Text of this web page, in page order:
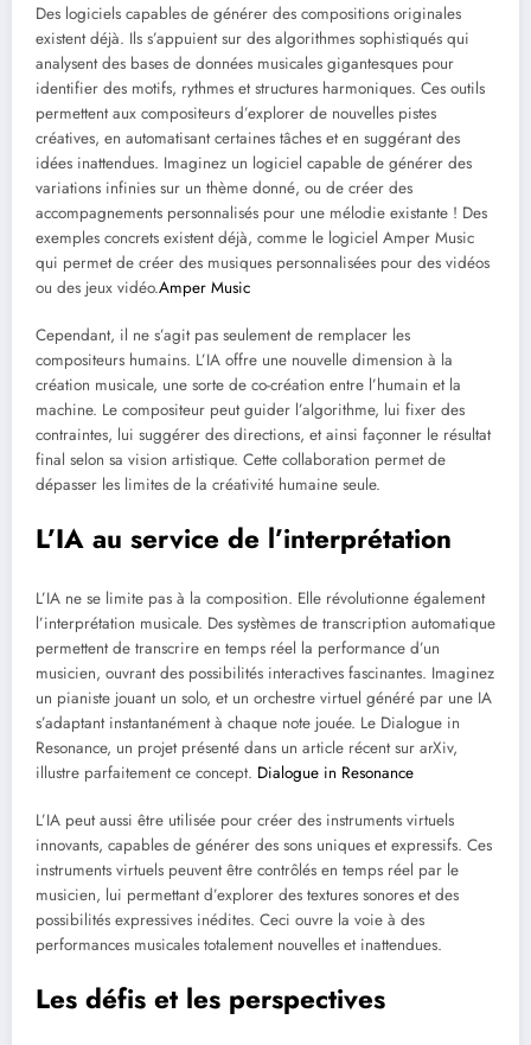
Des logiciels capables de générer des compositions originales
existent déjà. Ils s’appuient sur des algorithmes sophistiqués qui
analysent des bases de données musicales gigantesques pour
identifier des motifs, rythmes et structures harmoniques. Ces outils
permettent aux compositeurs d’explorer de nouvelles pistes
créatives, en automatisant certaines tâches et en suggérant des
idées inattendues. Imaginez un logiciel capable de générer des
variations infinies sur un thème donné, ou de créer des
accompagnements personnalisés pour une mélodie existante ! Des
exemples concrets existent déjà, comme le logiciel Amper Music
qui permet de créer des musiques personnalisées pour des vidéos
ou des jeux vidéo.Amper Music
Cependant, il ne s’agit pas seulement de remplacer les
compositeurs humains. L’IA offre une nouvelle dimension à la
création musicale, une sorte de co-création entre l’humain et la
machine. Le compositeur peut guider l’algorithme, lui fixer des
contraintes, lui suggérer des directions, et ainsi façonner le résultat
final selon sa vision artistique. Cette collaboration permet de
dépasser les limites de la créativité humaine seule.
L’IA au service de l’interprétation
L’IA ne se limite pas à la composition. Elle révolutionne également
l’interprétation musicale. Des systèmes de transcription automatique
permettent de transcrire en temps réel la performance d’un
musicien, ouvrant des possibilités interactives fascinantes. Imaginez
un pianiste jouant un solo, et un orchestre virtuel généré par une IA
s’adaptant instantanément à chaque note jouée. Le Dialogue in
Resonance, un projet présenté dans un article récent sur arXiv,
illustre parfaitement ce concept. Dialogue in Resonance
L’IA peut aussi être utilisée pour créer des instruments virtuels
innovants, capables de générer des sons uniques et expressifs. Ces
instruments virtuels peuvent être contrôlés en temps réel par le
musicien, lui permettant d’explorer des textures sonores et des
possibilités expressives inédites. Ceci ouvre la voie à des
performances musicales totalement nouvelles et inattendues.
Les défis et les perspectives